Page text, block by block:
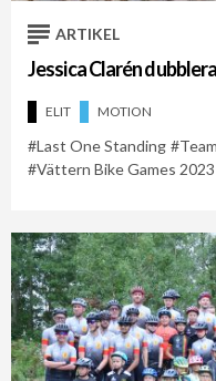
ARTIKEL
Jessica Clarén
ELIT MOTION
Last One Standing
Vättern Bike Games 2023